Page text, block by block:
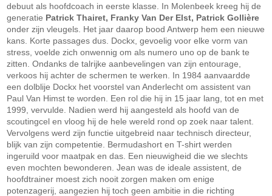
debuut als hoofdcoach in eerste klasse. In Molenbeek kreeg hij de
generatie Patrick Thairet, Franky Van Der Elst, Patrick Gollière
onder zijn vleugels. Het jaar daarop bood Antwerp hem een nieuwe
kans. Korte passages dus. Dockx, gevoelig voor elke vorm van
stress, voelde zich onwennig om als numero uno op de bank te
zitten. Ondanks de talrijke aanbevelingen van zijn entourage,
verkoos hij achter de schermen te werken. In 1984 aanvaardde
een dolblije Dockx het voorstel van Anderlecht om assistent van
Paul Van Himst te worden. Een rol die hij in 15 jaar lang, tot en met
1999, vervulde. Nadien werd hij aangesteld als hoofd van de
scoutingcel en vloog hij de hele wereld rond op zoek naar talent.
Vervolgens werd zijn functie uitgebreid naar technisch directeur,
blijk van zijn competentie. Bermudashort en T-shirt werden
ingeruild voor maatpak en das. Een nieuwigheid die we slechts
even mochten bewonderen. Jean was de ideale assistent, de
hoofdtrainer moest zich nooit zorgen maken om enige
potenzagerij, aangezien hij toch geen ambitie in die richting